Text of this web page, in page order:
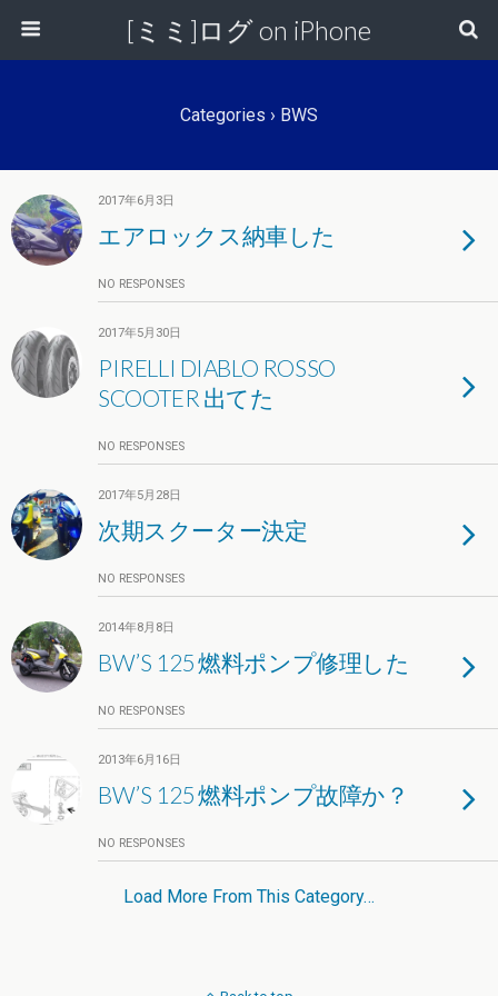
[ミミ]ログ on iPhone
Categories › BWS
2017年6月3日
エアロックス納車した
NO RESPONSES
2017年5月30日
PIRELLI DIABLO ROSSO
SCOOTER 出てた
NO RESPONSES
2017年5月28日
次期スクーター決定
NO RESPONSES
2014年8月8日
BW’S 125 燃料ポンプ修理した
NO RESPONSES
2013年6月16日
BW’S 125 燃料ポンプ故障か？
NO RESPONSES
Load More From This Category…